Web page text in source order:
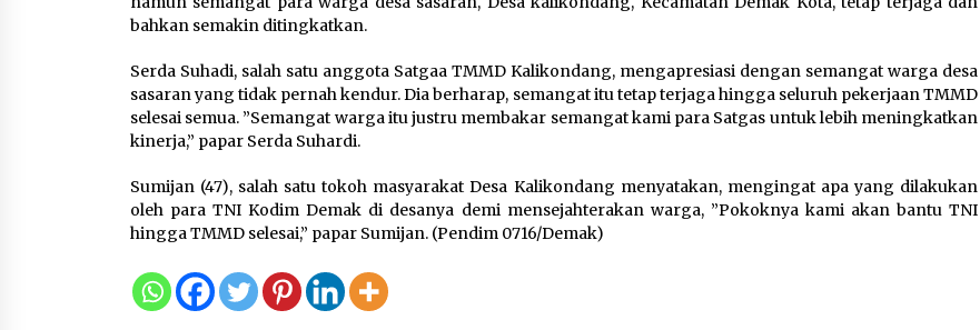
5 Agustus 2026
Wali Kota Serang Bantu Bedah
Rumah Roboh Korban
Bencana, Salurkan Bantuan
Rp30 Juta
5 Agustus 2026
Rustandi Berikan
Penghargaan kepada
Pemenang Sayembara Logo
5 Agustus 2026
Pemkot Cilegon Sampaikan
Rancangan KUA PPAS 2027,
Pendapatan Ditarget Rp2,03
Triliun
Melalui Ikrar Napiter, Lapas
bahkan semakin ditingkatkan.
Serda Suhadi, salah satu anggota Satgaa TMMD Kalikondang, mengapresiasi dengan semangat warga desa
sasaran yang tidak pernah kendur. Dia berharap, semangat itu tetap terjaga hingga seluruh pekerjaan TMMD
selesai semua. ”Semangat warga itu justru membakar semangat kami para Satgas untuk lebih meningkatkan
kinerja,” papar Serda Suhardi.
Sumijan (47), salah satu tokoh masyarakat Desa Kalikondang menyatakan, mengingat apa yang dilakukan
oleh para TNI Kodim Demak di desanya demi mensejahterakan warga, ”Pokoknya kami akan bantu TNI
hingga TMMD selesai,” papar Sumijan. (Pendim 0716/Demak)